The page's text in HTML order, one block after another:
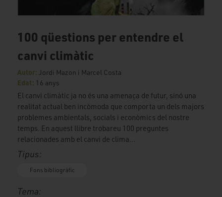
100 qüestions per entendre el
canvi climàtic
Autor: Jordi Mazon i Marcel Costa
Edat: 16 anys
El canvi climàtic ja no és una amenaça de futur, sinó una
realitat actual ben incòmoda que comporta un dels majors
problemes ambientals, socials i econòmics del nostre
temps. En aquest llibre trobareu 100 preguntes
relacionades amb el canvi de clima...
Tipus:
Fons bibliogràfic
Tema: